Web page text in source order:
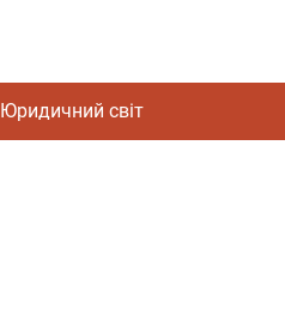
Юридичний світ